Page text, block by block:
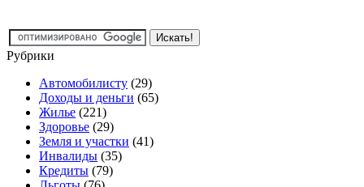
Рубрики
Автомобилисту (29)
Доходы и деньги (65)
Жилье (221)
Здоровье (29)
Земля и участки (41)
Инвалиды (35)
Кредиты (79)